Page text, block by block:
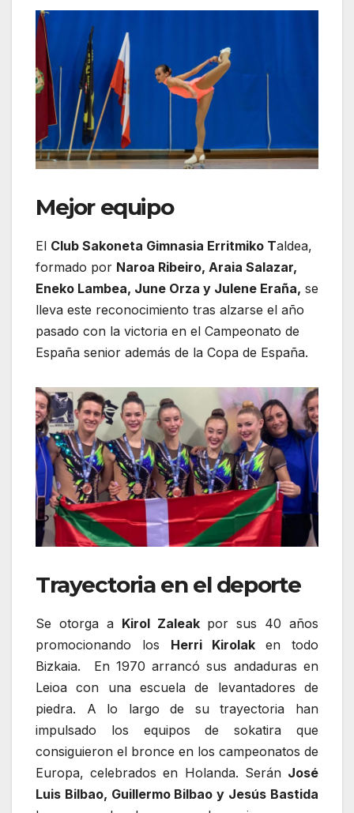
Mejor equipo
El Club Sakoneta Gimnasia Erritmiko Taldea,
formado por Naroa Ribeiro, Araia Salazar,
Eneko Lambea, June Orza y Julene Eraña, se
lleva este reconocimiento tras alzarse el año
pasado con la victoria en el Campeonato de
España senior además de la Copa de España.
Trayectoria en el deporte
Se otorga a Kirol Zaleakpor sus 40 años
promocionando los Herri Kirolaken todo
Bizkaia. En 1970 arrancó sus andaduras en
Leioa con una escuela de levantadores de
piedra. A lo largo de su trayectoria han
impulsado los equipos de sokatira que
consiguieron el bronce en los campeonatos de
Europa, celebrados en Holanda. Serán José
Luis Bilbao, Guillermo Bilbao y Jesús Bastida